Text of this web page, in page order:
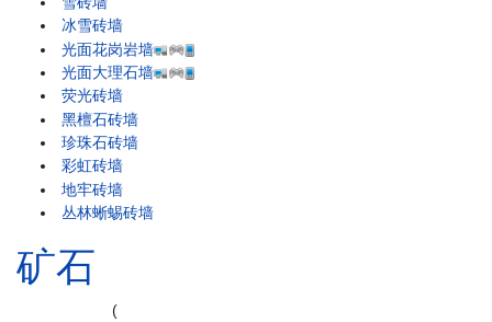
冰雪砖墙
光面花岗岩墙
光面大理石墙
荧光砖墙
黑檀石砖墙
珍珠石砖墙
彩虹砖墙
地牢砖墙
丛林蜥蜴砖墙
矿石
(